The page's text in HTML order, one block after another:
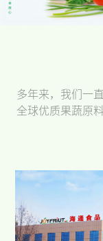
多年来，我们一
全球优质果蔬原